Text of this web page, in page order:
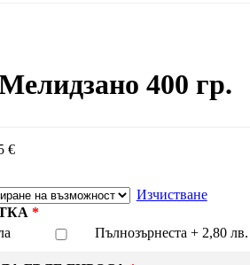
400 гр.
€
Изчистване
Пълнозърнеста + 2,80лв.